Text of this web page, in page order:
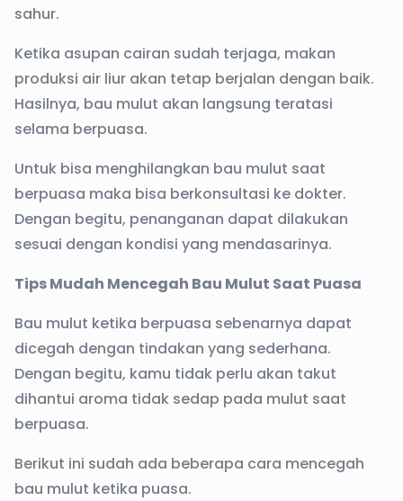
sahur.
Ketika asupan cairan sudah terjaga, makan
produksi air liur akan tetap berjalan dengan baik.
Hasilnya, bau mulut akan langsung teratasi
selama berpuasa.
Untuk bisa menghilangkan bau mulut saat
berpuasa maka bisa berkonsultasi ke dokter.
Dengan begitu, penanganan dapat dilakukan
sesuai dengan kondisi yang mendasarinya.
Tips Mudah Mencegah Bau Mulut Saat Puasa
Bau mulut ketika berpuasa sebenarnya dapat
dicegah dengan tindakan yang sederhana.
Dengan begitu, kamu tidak perlu akan takut
dihantui aroma tidak sedap pada mulut saat
berpuasa.
Berikut ini sudah ada beberapa cara mencegah
bau mulut ketika puasa.